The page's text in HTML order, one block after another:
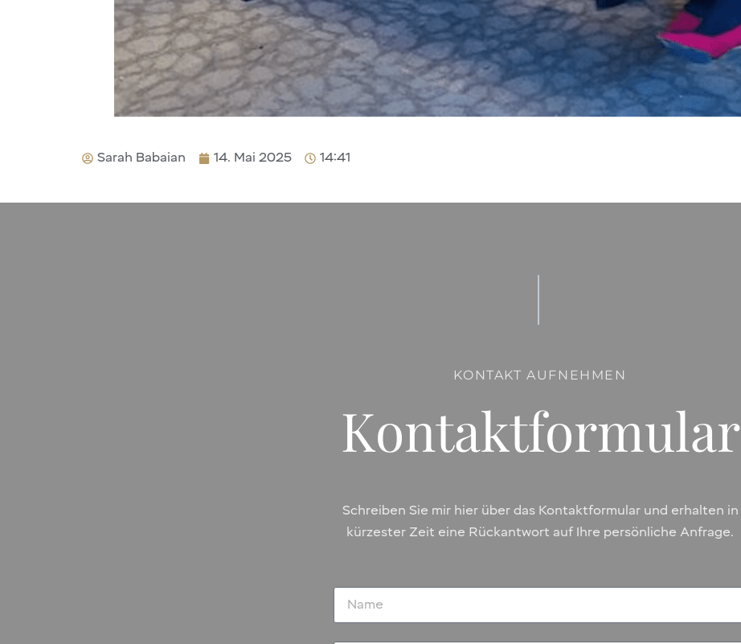
Sarah Babaian 14. Mai 2025 14:41
KONTAKT AUFNEHMEN
Kontaktformular
Schreiben Sie mir hier über das Kontaktformular und erhalten in
kürzester Zeit eine Rückantwort auf Ihre persönliche Anfrage.